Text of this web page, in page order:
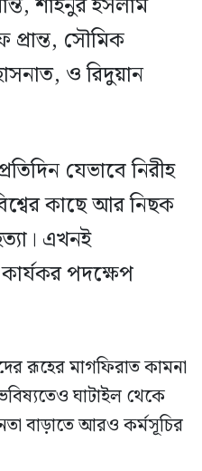
প্রান্ত, সৌমিক
ও রিদুয়ান
যেভাবে নিরীহ
কাছে আর নিছক
এখনই
পদক্ষেপ
রূহের মাগফিরাত কামনা
ঘাটাইল থেকে
বাড়াতে আরও কর্মসূচির